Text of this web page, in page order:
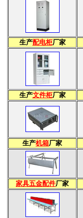
生产配电柜厂家
生产文件柜厂家
生产机箱厂家
家具五金配件厂家